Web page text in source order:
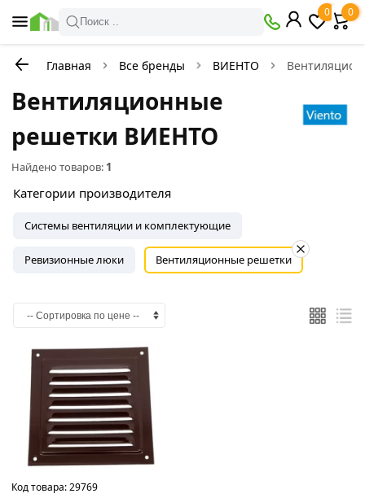
Поиск ..
0 0
Главная Все бренды ВИЕНТО
Вентиляционные
решетки ВИЕНТО
Найдено товаров: 1
Категории производителя
Системы вентиляции и комплектующие
Ревизионные люки Вентиляционные решетки
Код товара:29769